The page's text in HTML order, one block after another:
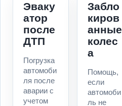
Эваку
атор
после
ДТП
Погрузка
автомоби
ля после
аварии с
учетом
Забло
киров
анные
колес
а
Помощь,
если
автомоби
ль не